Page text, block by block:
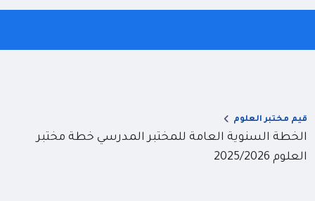
قيم مختبر العلوم
الخطة السنوية العامة للمختبر المدرسي خطة مختبر
العلوم 2025/2026